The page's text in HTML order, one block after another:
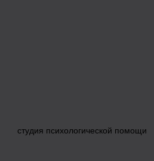
студия психологической помощи